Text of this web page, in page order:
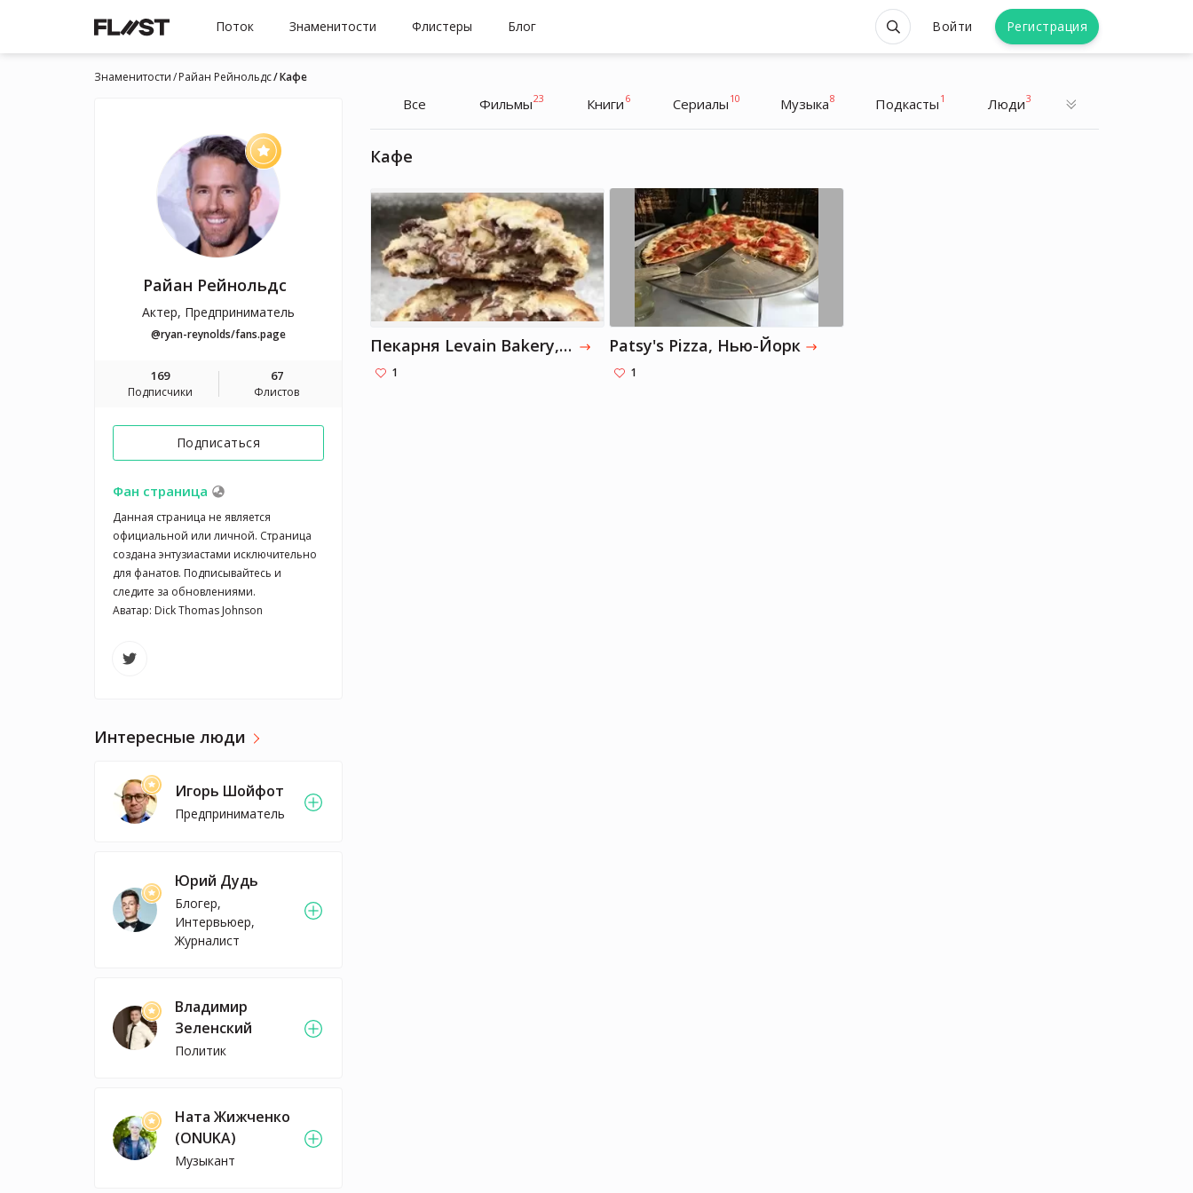
Поток Знаменитости Флистеры Блог Войти Регистрация
Знаменитости Райан Рейнольдс Кафе
Райан Рейнольдс
Актер, Предприниматель
@ryan-reynolds/fans.page
169
Подписчики
67
Флистов
Подписаться
Фан страница
Данная страница не является
официальной или личной. Страница
создана энтузиастами исключительно
для фанатов. Подписывайтесь и
следите за обновлениями.
Аватар: Dick Thomas Johnson
Интересные люди
Игорь Шойфот
Предприниматель
Юрий Дудь
Блогер,
Интервьюер,
Журналист
Владимир
Зеленский
Политик
Ната Жижченко
(ONUKA)
Музыкант
Все Фильмы23 Книги 6 Cериалы 10 Музыка8 Подкасты 1 Люди3
Кафе
Пекарня Levain Bakery, Нью-Йорк
Райан Рейнольдс
Актер, Предприниматель
1
Patsy's Pizza, Нью-Йорк
Райан Рейнольдс
Актер, Предприниматель
1